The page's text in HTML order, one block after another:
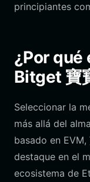
principiantes
¿Por
Bitget 寶
Seleccionar la
más allá del
basado en
destaque en el
ecosistema de